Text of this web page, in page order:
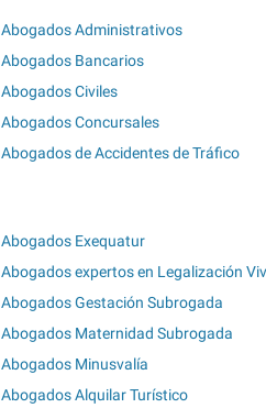
Abogados Administrativos
Abogados Bancarios
Abogados Civiles
Abogados Concursales
Abogados de Accidentes de Tráfico
Abogados Exequatur
Abogados expertos en Legalización
Abogados Gestación Subrogada
Abogados Maternidad Subrogada
Abogados Minusvalía
Abogados Alquilar Turístico